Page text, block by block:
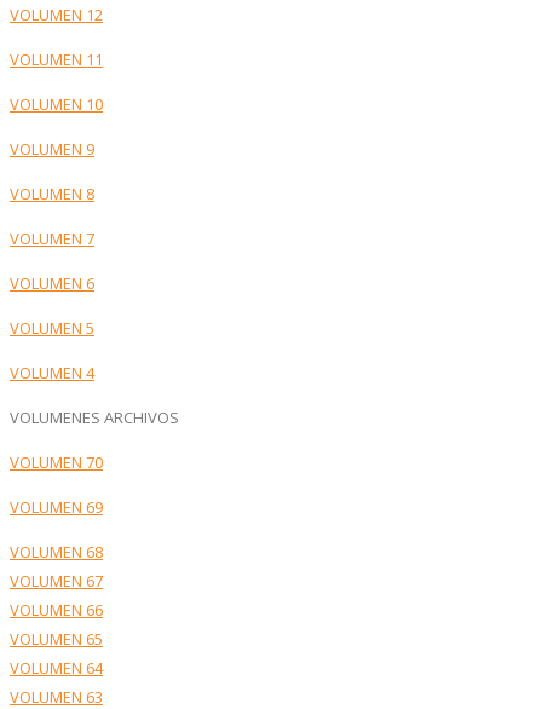
VOLUMEN 12
VOLUMEN 11
VOLUMEN 10
VOLUMEN 9
VOLUMEN 8
VOLUMEN 7
VOLUMEN 6
VOLUMEN 5
VOLUMEN 4
VOLUMENES ARCHIVOS
VOLUMEN 70
VOLUMEN 69
VOLUMEN 68
VOLUMEN 67
VOLUMEN 66
VOLUMEN 65
VOLUMEN 64
VOLUMEN 63